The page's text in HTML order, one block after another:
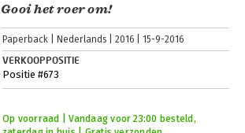
Gooi het roer om!
Paperback Nederlands 2016 15-9-2016
VERKOOPPOSITIE
Positie #673
Op voorraad | Vandaag voor 23:00 besteld,